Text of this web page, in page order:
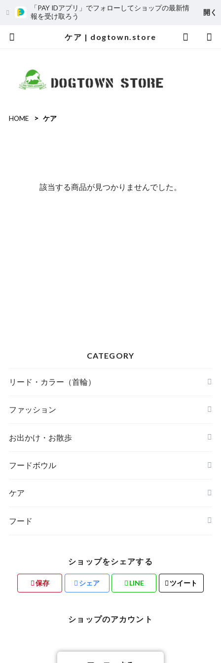
「PAY IDアプリ」でフォローしてショップの最新情
報を受け取ろう
開く
ケア | dogtown.store
HOME ケア
該当する商品が見つかりませんでした。
CATEGORY
リード・カラー（首輪）
FOUND MY ANIMAL（ファウンドマイアニマ
ファッション
A BIENTOT!（アビエント）
お出かけ・お散歩
FOUND MY ANIMAL（ファウンドマイアニマ
フードボウル
ケア
フード
ショップをシェアする
保存 シェア LINE ツイート
ショップのアカウント